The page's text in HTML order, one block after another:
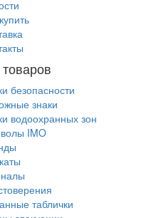
безопасности
знаки
водоохранных зон
IMO
таблички